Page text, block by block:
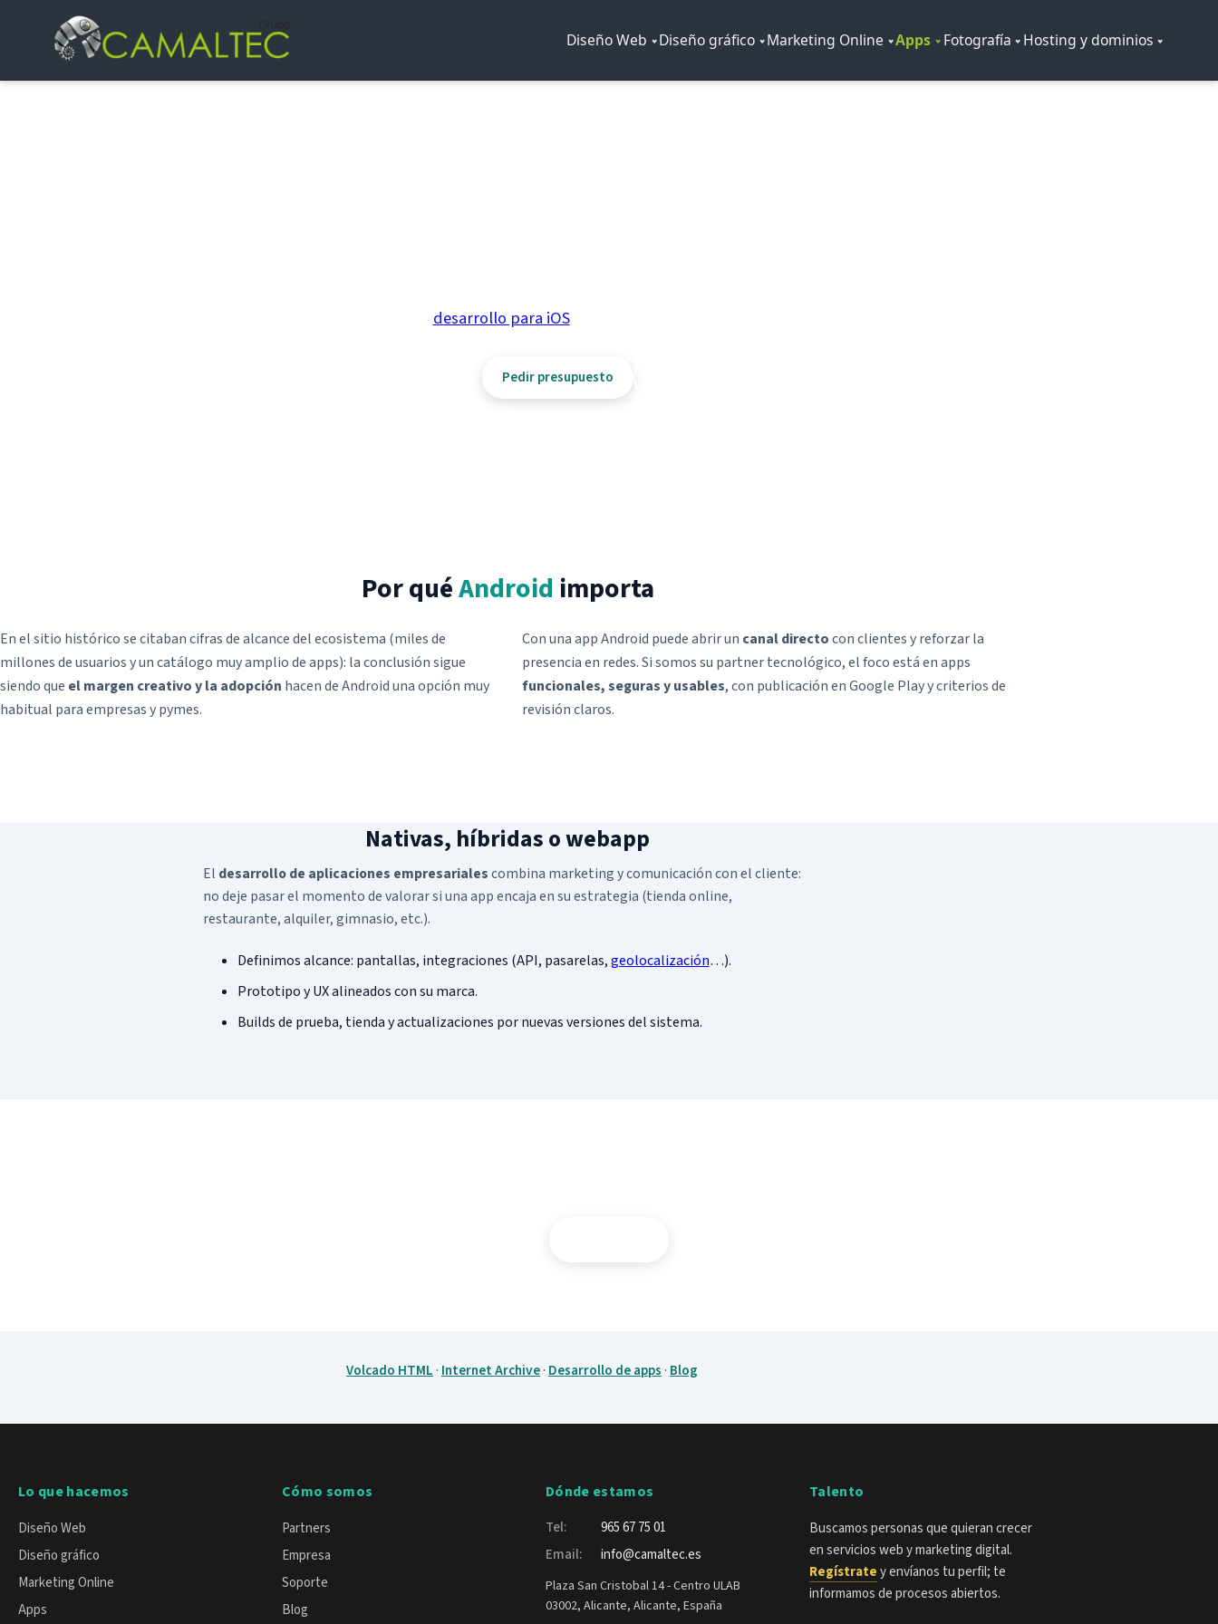
Diseño Web Diseño gráfico Marketing Online Apps Fotografía Hosting y dominios
desarrollo para iOScuando el proyecto exige las dos tiendas.
Pedir presupuesto
Por quéAndroid importa
En el sitio histórico se citaban cifras de alcance del ecosistema (miles de
millones de usuarios y un catálogo muy amplio de apps): la conclusión sigue
siendo que el margen creativo y la adopción hacen de Android una opción muy
habitual para empresas y pymes.
Con una app Android puede abrir un canal directocon clientes y reforzar la
presencia en redes. Si somos su partner tecnológico, el foco está en apps
funcionales, seguras y usables, con publicación en Google Play y criterios de
revisión claros.
Nativas, híbridas o webapp
El desarrollo de aplicaciones empresarialescombina marketing y comunicación con el cliente:
no deje pasar el momento de valorar si una app encaja en su estrategia (tienda online,
restaurante, alquiler, gimnasio, etc.).
Definimos alcance: pantallas, integraciones (API, pasarelas,geolocalización…).
Prototipo y UX alineados con su marca.
Builds de prueba, tienda y actualizaciones por nuevas versiones del sistema.
Volcado HTML · Internet Archive· Desarrollo de apps · Blog
Lo que hacemos
Diseño Web
Diseño gráfico
Marketing Online
Apps
Cómo somos
Partners
Empresa
Soporte
Blog
Dónde estamos
Tel:
965 67 75 01
Email:
info@camaltec.es
Plaza San Cristobal 14 - Centro ULAB
03002, Alicante, Alicante, España
Talento
Buscamos personas que quieran crecer
en servicios web y marketing digital.
Regístratey envíanos tu perfil; te
informamos de procesos abiertos.